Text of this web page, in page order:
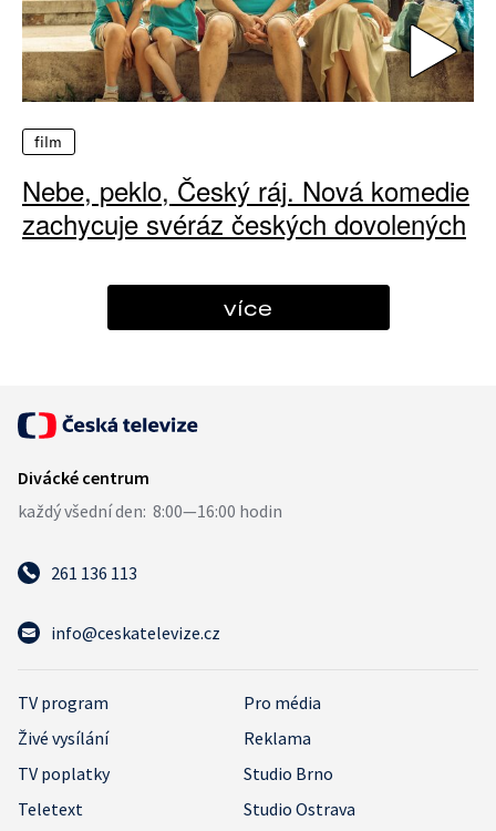
film
Nebe, peklo, Český ráj. Nová komedie
zachycuje svéráz českých dovolených
více
261 136 113
info@ceskatelevize.cz
TV program
Pro média
Živé vysílání
Reklama
TV poplatky
Studio Brno
Teletext
Studio Ostrava